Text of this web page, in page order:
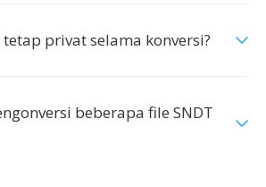
privat selama konversi?
beberapa file SNDT